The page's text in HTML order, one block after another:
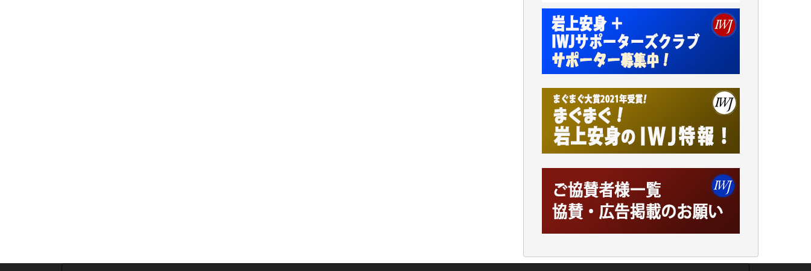
井出 隆太 様
小池説夫 様
アオキカナメ 様
諸般の事情によりIWJ会費払えず今は非会員
です。市民側に立つ講演会にIWJのカメラマ
ンをよく拝見しております。コンテンツが失
われるのはあまりにもったいない。少しでも
お役立てください。（H.O.様）
今日、僅かですがカンパしました。（T.M.
今日、僅かですがカンパしました。IWJの危
機を乗り切るには到底及ばない額ですが病気
の妻を抱えている私にとっては精一杯のカン
や解説記事、そして各界の方々とのインタビ